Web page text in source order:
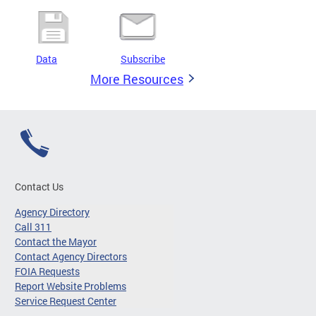
Data Subscribe
More Resources
Contact Us
Agency Directory
Call 311
Contact the Mayor
Contact Agency Directors
FOIA Requests
Report Website Problems
Service Request Center